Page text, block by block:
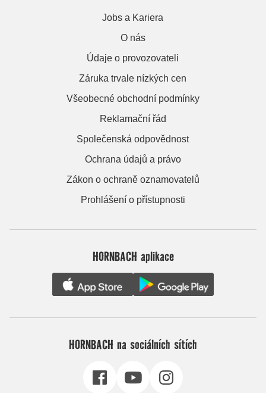
Jobs a Kariera
O nás
Údaje o provozovateli
Záruka trvale nízkých cen
Všeobecné obchodní podmínky
Reklamační řád
Společenská odpovědnost
Ochrana údajů a právo
Zákon o ochraně oznamovatelů
Prohlášení o přístupnosti
HORNBACH aplikace
HORNBACH na sociálních sítích